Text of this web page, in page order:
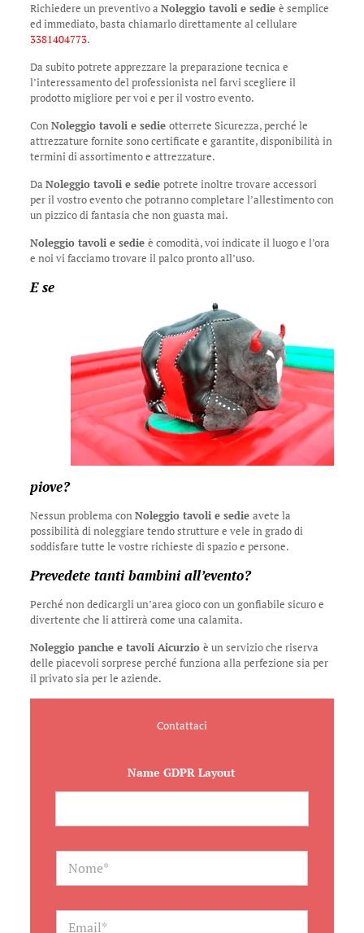
Richiedere un preventivo a Noleggio tavoli e sedie è semplice
ed immediato, basta chiamarlo direttamente al cellulare
3381404773.
Da subito potrete apprezzare la preparazione tecnica e
l’interessamento del professionista nel farvi scegliere il
prodotto migliore per voi e per il vostro evento.
ConNoleggio tavoli e sedie otterrete Sicurezza, perché le
attrezzature fornite sono certificate e garantite, disponibilità in
termini di assortimento e attrezzature.
Da Noleggio tavoli e sedie potrete inoltre trovare accessori
per il vostro evento che potranno completare l’allestimento con
un pizzico di fantasia che non guasta mai.
Noleggio tavoli e sedie è comodità, voi indicate il luogo e l’ora
e noi vi facciamo trovare il palco pronto all’uso.
E se
piove?
Nessun problema conNoleggio tavoli e sedie avete la
possibilità di noleggiare tendo strutture e vele in grado di
soddisfare tutte le vostre richieste di spazio e persone.
Prevedete tanti bambini all’evento?
Perché non dedicargli un’area gioco con un gonfiabile sicuro e
divertente che li attirerà come una calamita.
Noleggio panche e tavoli Aicurzio è un servizio che riserva
delle piacevoli sorprese perché funziona alla perfezione sia per
il privato sia per le aziende.
Contattaci
Name GDPR Layout
N
m
*E